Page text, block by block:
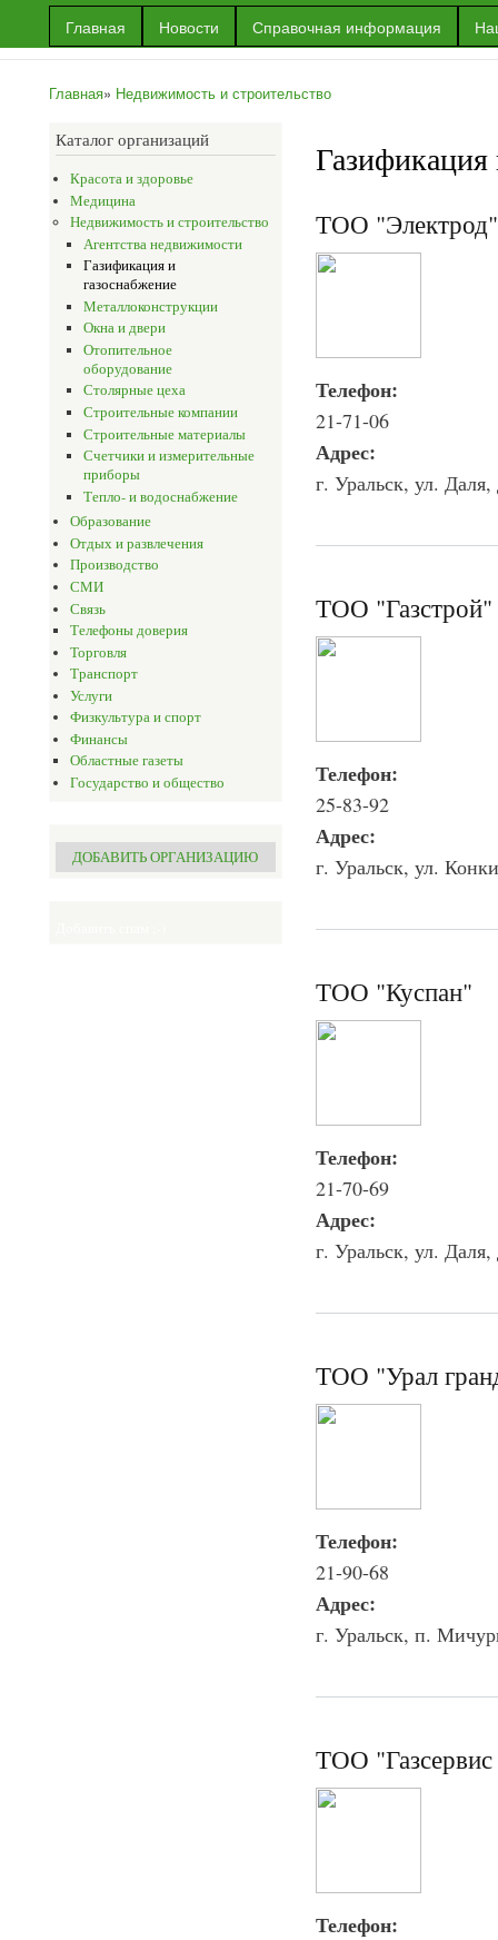
Главная Новости Справочная информация
Информационный
портал г.Уральска
Информация
и многое
Главная» Недвижимость и строительство
Каталог организаций
Красота и здоровье
Медицина
Недвижимость и строительство
Агентства недвижимости
Газификация и
газоснабжение
Металлоконструкции
Окна и двери
Отопительное
оборудование
Столярные цеха
Строительные компании
Строительные материалы
Счетчики и измерительные
приборы
Тепло- и водоснабжение
Образование
Отдых и развлечения
Производство
СМИ
Связь
Телефоны доверия
Торговля
Транспорт
Услуги
Физкультура и спорт
Финансы
Областные газеты
Государство и общество
ДОБАВИТЬ ОРГАНИЗАЦИЮ
Газификация
ТОО "Электрод"
Телефон:
21-71-06
Адрес:
г. Уральск, ул.
ТОО "Газстрой"
Телефон:
25-83-92
Адрес:
г. Уральск, ул.
ТОО "Куспан"
Телефон:
21-70-69
Адрес:
г. Уральск, ул. Даля,
ТОО "Урал
Телефон:
21-90-68
Адрес:
г. Уральск, п.
ТОО
Телефон: